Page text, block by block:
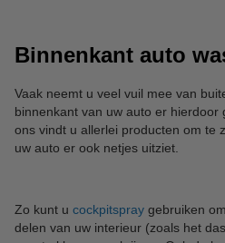
Binnenkant auto
Vaak neemt u veel vuil mee van
binnenkant van uw auto er hierdoor
ons vindt u allerlei producten om te
uw auto er ook netjes uitziet.
Zo kunt u cockpitspray gebruiken
delen van uw interieur (zoals het